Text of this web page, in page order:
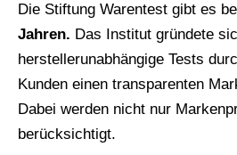
Die Stiftung Warentest gibt es
Jahren. Das Institut gründete
herstellerunabhängige Tests
Kunden einen transparenten
Dabei werden nicht nur
berücksichtigt.